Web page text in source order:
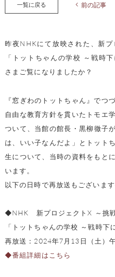
一覧に戻る 前の記事
昨夜NHKにて放映された、新
「トットちゃんの学校 ～戦時
さまご覧になりましたか？
『窓ぎわのトットちゃん』でつ
自由な教育方針を貫いたトモエ
ついて、 当館の館長・黒柳徹子
は、いい子なんだよ」とトット
生について、当時の資料をもと
います。
以下の日時で再放送もございま
◆NHK 新プロジェクトX ～挑
「トットちゃんの学校 ～戦時下
再放送：2024年7月13日（土）
◆番組詳細はこちら